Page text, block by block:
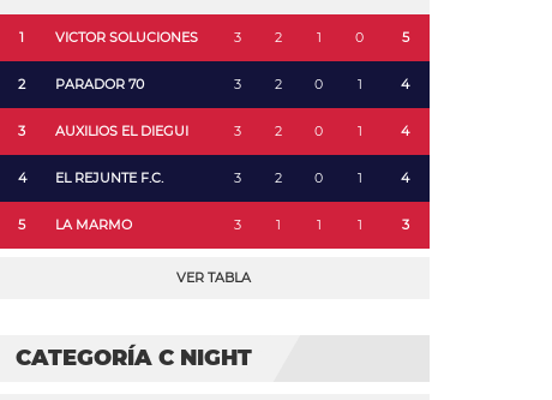
1 VICTOR SOLUCIONES 3 2 1 0 5
2 PARADOR 70 3 2 0 1 4
3 AUXILIOS EL DIEGUI 3 2 0 1 4
4 EL REJUNTE F.C. 3 2 0 1 4
5 LA MARMO 3 1 1 1 3
VER TABLA
CATEGORÍA C NIGHT